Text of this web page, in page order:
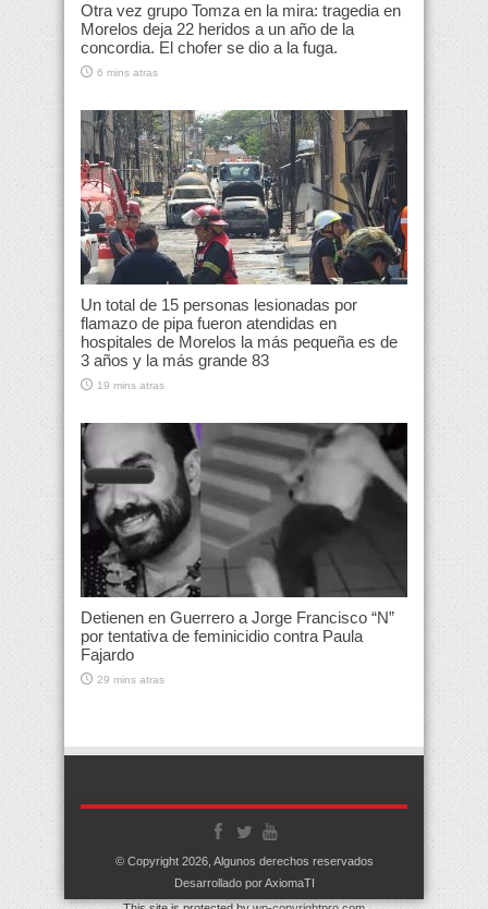
Otra vez grupo Tomza en la mira: tragedia en
Morelos deja 22 heridos a un año de la
concordia. El chofer se dio a la fuga.
6 mins atras
Un total de 15 personas lesionadas por
flamazo de pipa fueron atendidas en
hospitales de Morelos la más pequeña es de
3 años y la más grande 83
19 mins atras
Detienen en Guerrero a Jorge Francisco “N”
por tentativa de feminicidio contra Paula
Fajardo
29 mins atras
© Copyright 2026, Algunos derechos reservados
Desarrollado por AxiomaTI